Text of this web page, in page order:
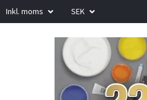
Inkl. moms SEK